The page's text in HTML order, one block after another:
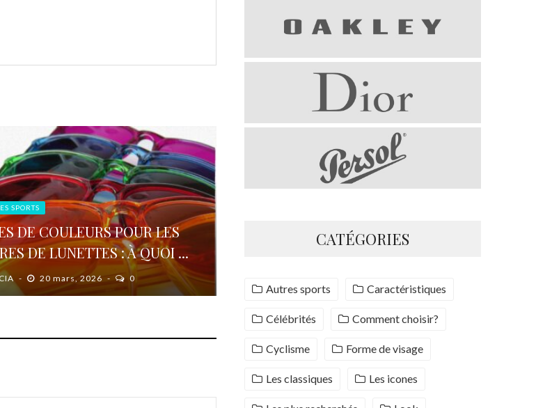
SPORTS
DE COULEURS POUR LES
DE LUNETTES : À QUOI ...
20 mars, 2026 0
CATÉGORIES
Autres sports Caractéristiques
Célébrités Comment choisir?
Cyclisme Forme de visage
Les classiques Les icones